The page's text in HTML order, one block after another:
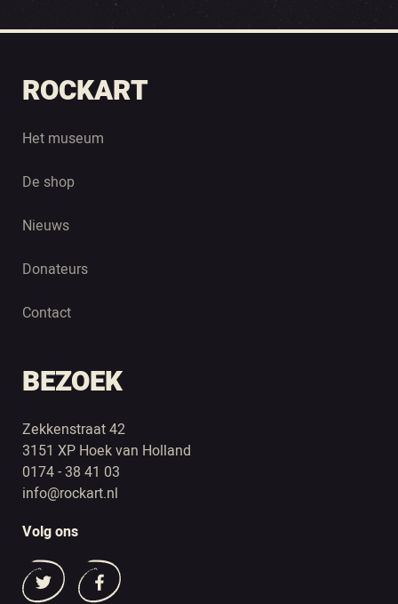
ROCKART
Het museum
De shop
Nieuws
Donateurs
Contact
BEZOEK
Zekkenstraat 42
3151 XP Hoek van Holland
0174 - 38 41 03
info@rockart.nl
Volg ons